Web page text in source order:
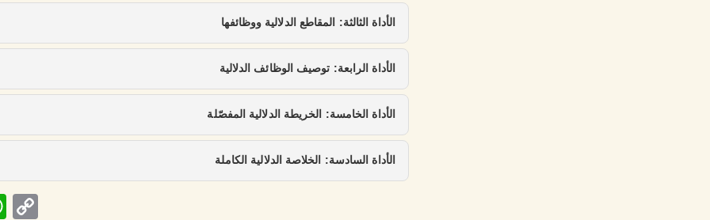
الأداة الثالثة: المقاطع الدلالية ووظائفها
الأداة الرابعة: توصيف الوظائف الدلالية
الأداة الخامسة: الخريطة الدلالية المفصّلة
الأداة السادسة: الخلاصة الدلالية الكاملة
W